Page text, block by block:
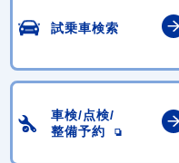
試乗車検索
車検/点検/
整備予約